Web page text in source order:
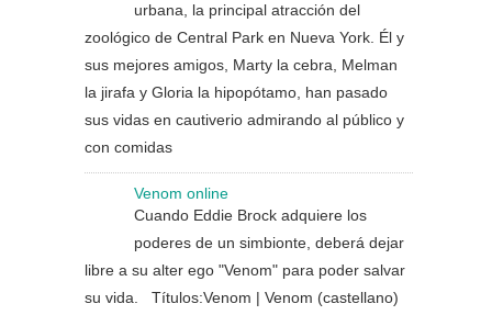
urbana, la principal atracción del
zoológico de Central Park en Nueva York. Él y
sus mejores amigos, Marty la cebra, Melman
la jirafa y Gloria la hipopótamo, han pasado
sus vidas en cautiverio admirando al público y
con comidas
Venom online
Cuando Eddie Brock adquiere los
poderes de un simbionte, deberá dejar
libre a su alter ego "Venom" para poder salvar
su vida. Títulos:Venom | Venom (castellano)